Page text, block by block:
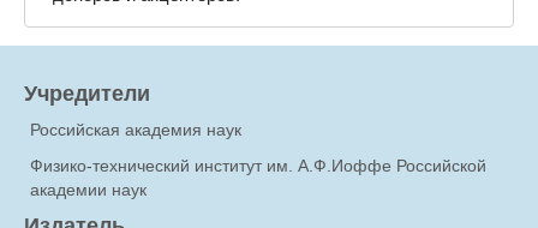
Учредители
Российская академия наук
Физико-технический институт им. А.Ф.Иоффе Российской
академии наук